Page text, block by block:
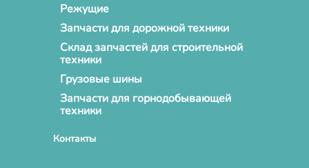
Режущие
Запчасти для дорожной техники
Склад запчастей для строительной
техники
Грузовые шины
Запчасти для горнодобывающей
техники
Контакты